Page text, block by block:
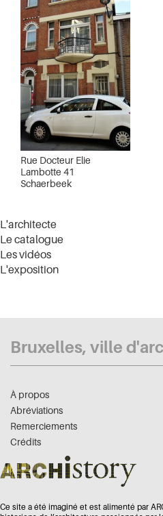
Rue Docteur Elie
Lambotte 41
Schaerbeek
L'architecte
Le catalogue
Les vidéos
L'exposition
Bruxelles, ville
À propos
Abréviations
Remerciements
Crédits
Ce site a été imaginé et est alimenté par